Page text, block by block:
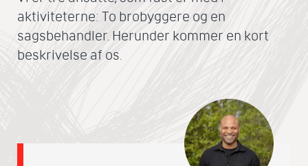
aktiviteterne: To brobyggere og en
sagsbehandler. Herunder kommer en kort
beskrivelse af os.